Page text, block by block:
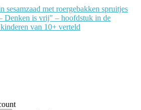
sesamzaad met roergebakken spruitjes
Denken is vrij" – hoofdstuk in de
van 10+ verteld